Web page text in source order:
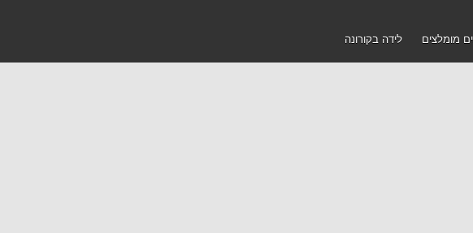
מומלצים לידה בקורונה